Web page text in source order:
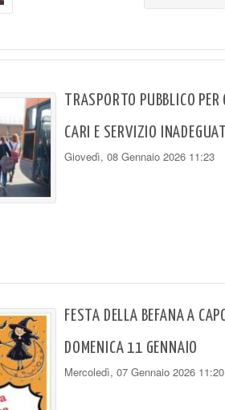
TRASPORTO PUBBLICO
CARI E SERVIZIO
Giovedì, 08 Gennaio 2026 11:23
FESTA DELLA BEFANA A
DOMENICA 11 GENNAIO
Mercoledì, 07 Gennaio 2026 11:20